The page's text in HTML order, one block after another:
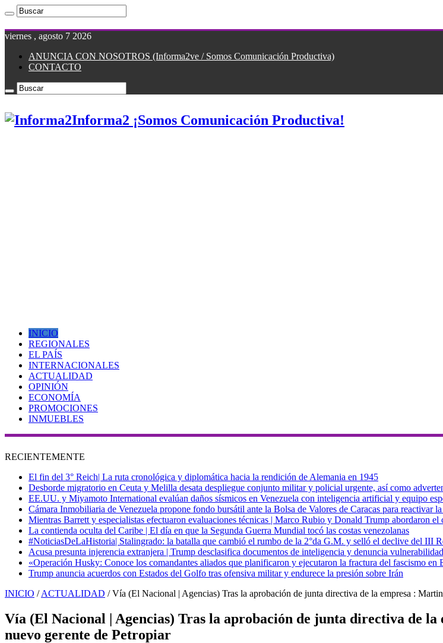
viernes , agosto 7 2026
ANUNCIA CON NOSOTROS (Informa2ve / Somos Comunicación Productiva)
CONTACTO
Informa2 ¡Somos Comunicación Productiva!
INICIO
REGIONALES
EL PAÍS
INTERNACIONALES
ACTUALIDAD
OPINIÓN
ECONOMÍA
PROMOCIONES
INMUEBLES
RECIENTEMENTE
El fin del 3° Reich| La ruta cronológica y diplomática hacia la rendición de Alemania en 1945
Desborde migratorio en Ceuta y Melilla desata despliegue conjunto militar y policial urgente, así como
EE.UU. y Miyamoto International evalúan daños sísmicos en Venezuela con inteligencia artificial y equipo
Cámara Inmobiliaria de Venezuela propone fondo bursátil ante la Bolsa de Valores de Caracas para reactivar
Mientras Barrett y especialistas efectuaron evaluaciones técnicas | Marco Rubio y Donald Trump abordaron
La contienda oculta del Caribe | El día en que la Segunda Guerra Mundial tocó las costas venezolanas
#NoticiasDeLaHistoria| Stalingrado: la batalla que cambió el rumbo de la 2°da G.M. y selló el declive del III
Acusa presunta injerencia extranjera | Trump desclasifica documentos de inteligencia y denuncia
«Operación Husky: Conoce los comandantes aliados que planificaron y ejecutaron la fractura del fascismo en
Trump anuncia acuerdos con Estados del Golfo tras ofensiva militar y endurece la presión sobre Irán
INICIO / ACTUALIDAD / Vía (El Nacional | Agencias) Tras la aprobación de junta directiva de la empresa :
Vía (El Nacional | Agencias) Tras la aprobación de junta directiva de
nuevo gerente de Petropiar